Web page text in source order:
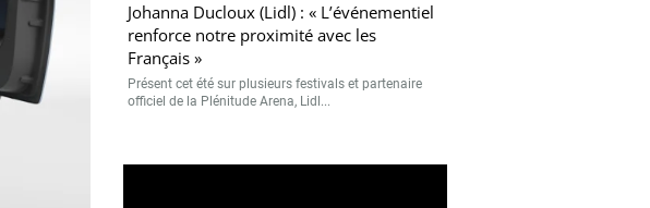
Johanna Ducloux (Lidl) : « L’événementiel
renforce notre proximité avec les
Français »
Présent cet été sur plusieurs festivals et partenaire
officiel de la Plénitude Arena, Lidl...